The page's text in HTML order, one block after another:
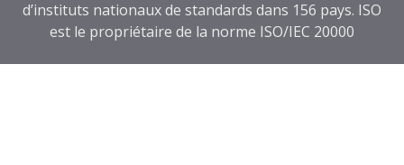
d’instituts nationaux de standards dans 156 pays. ISO
est le propriétaire de la norme ISO/IEC 20000